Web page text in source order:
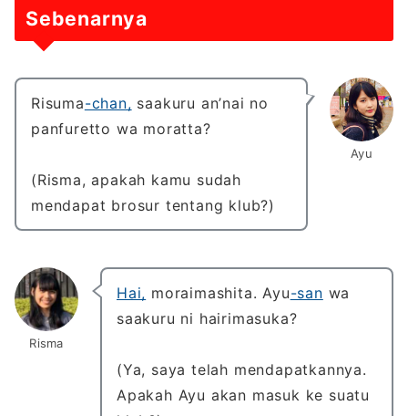
Sebenarnya
Ayu
Risuma-chan, saakuru an’nai no
panfuretto wa moratta?
(Risma, apakah kamu sudah
mendapat brosur tentang klub?)
Risma
Hai, moraimashita. Ayu-san wa
saakuru ni hairimasuka?
(Ya, saya telah mendapatkannya.
Apakah Ayu akan masuk ke suatu